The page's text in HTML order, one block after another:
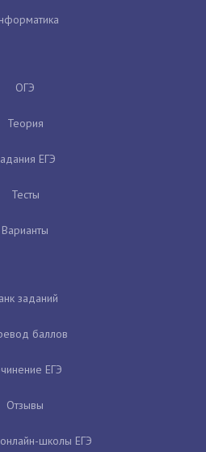
ОГЭ
Теория
ЕГЭ
Тесты
Варианты
заданий
баллов
ЕГЭ
Отзывы
школы ЕГЭ